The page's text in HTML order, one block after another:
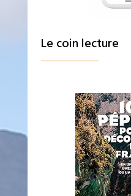
Le coin lecture